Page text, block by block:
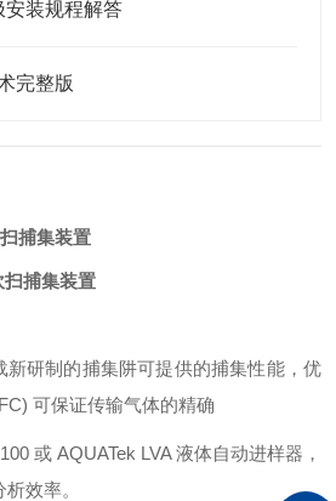
安装规程解答
完整版
捕集装置
扫捕集装置
新研制的捕集阱可提供的捕集性能，优
可保证传输气体的精确
或 AQUATek LVA 液体自动进样器，
效率。